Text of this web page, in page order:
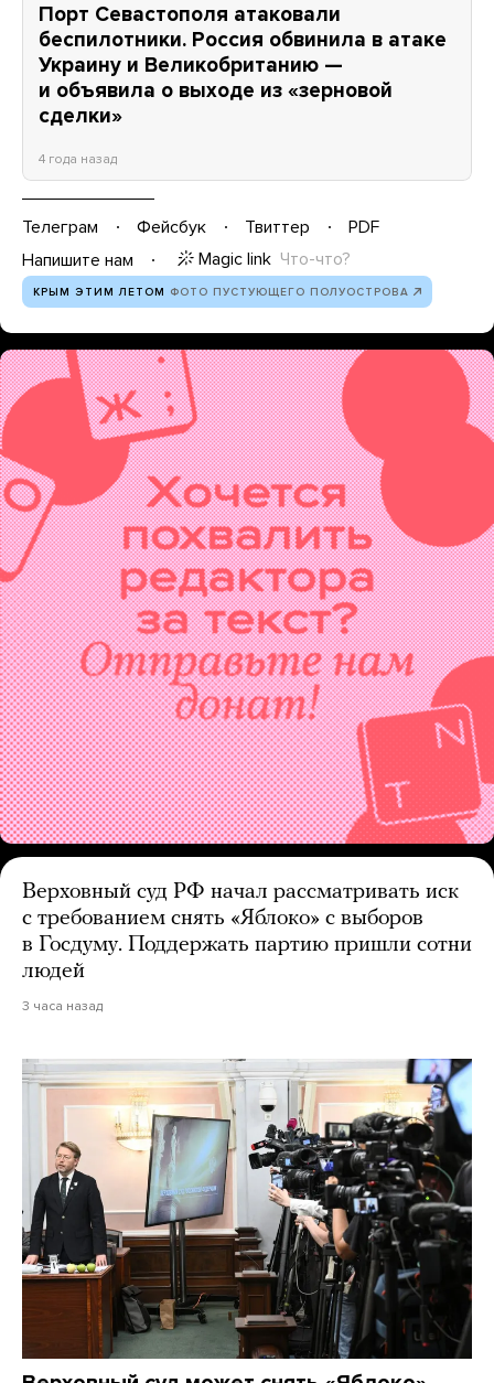
Порт Севастополя атаковали
беспилотники. Россия обвинила в атаке
Украину и Великобританию —
и объявила о выходе из «зерновой
сделки»
4 года назад
Телеграм Фейсбук Твиттер
PDF
Напишите нам
Magic link Что-что?
КРЫМ ЭТИМ ЛЕТОМ ФОТО ПУСТУЮЩЕГО ПОЛУОСТРОВА
Верховный суд РФ начал рассматривать иск
с требованием снять «Яблоко» с выборов
в Госдуму. Поддержать партию пришли сотни
людей
3 часа назад